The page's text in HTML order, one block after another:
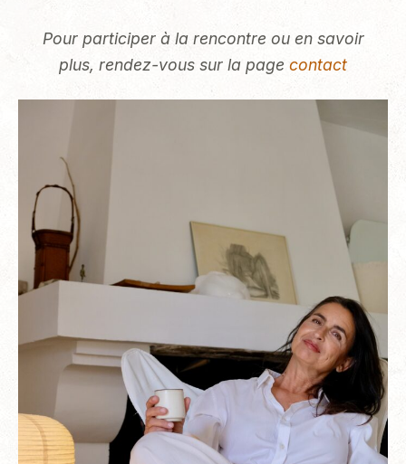
Pour participer à la rencontre ou en savoir
plus, rendez-vous sur la page contact